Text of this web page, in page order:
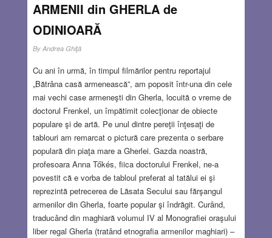
ARMENII din GHERLA de
ODINIOARĂ
By Andrea Ghiţă
Cu ani în urmă, în timpul filmărilor pentru reportajul
„Bătrâna casă armenească”, am poposit într-una din cele
mai vechi case armeneşti din Gherla, locuită o vreme de
doctorul Frenkel, un împătimit colecţionar de obiecte
populare şi de artă. Pe unul dintre pereţii înţesaţi de
tablouri am remarcat o pictură care prezenta o serbare
populară din piaţa mare a Gherlei. Gazda noastră,
profesoara Anna Tőkés, fiica doctorului Frenkel, ne-a
povestit că e vorba de tabloul preferat al tatălui ei şi
reprezintă petrecerea de Lăsata Secului sau fărşangul
armenilor din Gherla, foarte popular şi îndrăgit. Curând,
traducând din maghiară volumul IV al Monografiei oraşului
liber regal Gherla (tratând etnografia armenilor maghiari) –